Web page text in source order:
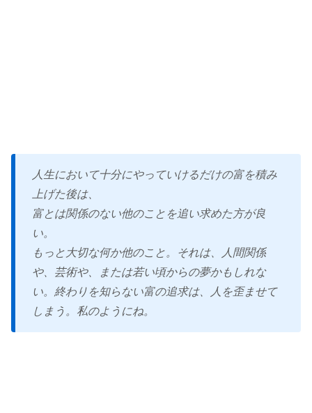
人生において十分にやっていけるだけの富を積み
上げた後は、
富とは関係のない他のことを追い求めた方が良
い。
もっと大切な何か他のこと。それは、人間関係
や、芸術や、または若い頃からの夢かもしれな
い。終わりを知らない富の追求は、人を歪ませて
しまう。私のようにね。